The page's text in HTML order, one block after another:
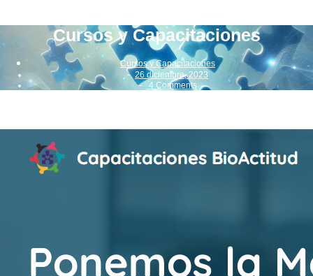
Cursos y Capacitaciones
Cursos y Capacitaciones
- 26 diciembre, 2023
- 4 Comments